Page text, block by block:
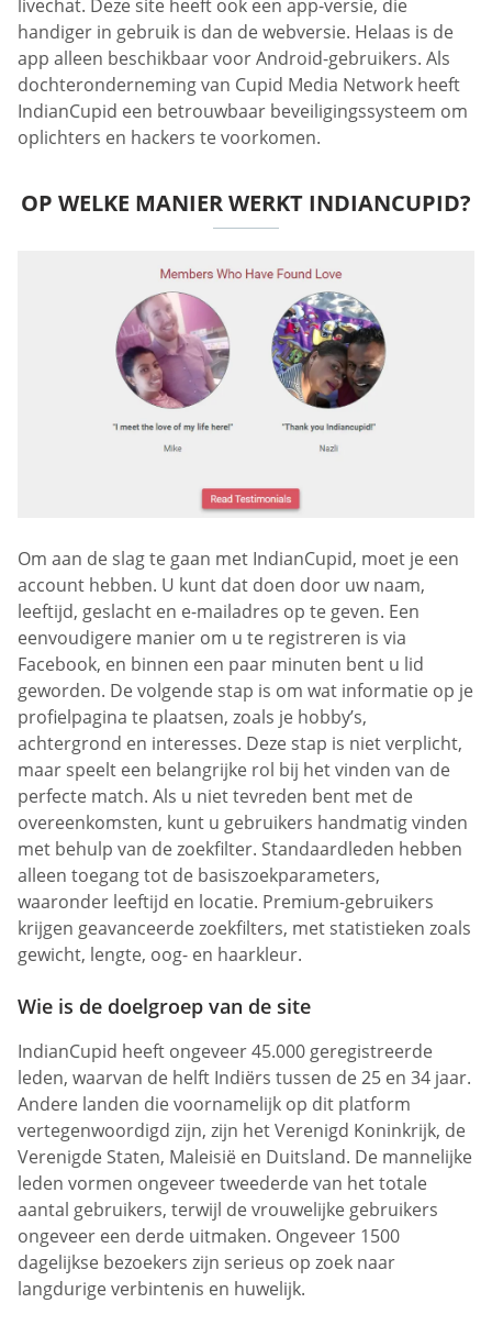
livechat. Deze site heeft ook een app-versie, die
handiger in gebruik is dan de webversie. Helaas is de
app alleen beschikbaar voor Android-gebruikers. Als
dochteronderneming van Cupid Media Network heeft
IndianCupid een betrouwbaar beveiligingssysteem om
oplichters en hackers te voorkomen.
OP WELKE MANIER WERKT INDIANCUPID?
Om aan de slag te gaan met IndianCupid, moet je een
account hebben. U kunt dat doen door uw naam,
leeftijd, geslacht en e-mailadres op te geven. Een
eenvoudigere manier om u te registreren is via
Facebook, en binnen een paar minuten bent u lid
geworden. De volgende stap is om wat informatie op je
profielpagina te plaatsen, zoals je hobby’s,
achtergrond en interesses. Deze stap is niet verplicht,
maar speelt een belangrijke rol bij het vinden van de
perfecte match. Als u niet tevreden bent met de
overeenkomsten, kunt u gebruikers handmatig vinden
met behulp van de zoekfilter. Standaardleden hebben
alleen toegang tot de basiszoekparameters,
waaronder leeftijd en locatie. Premium-gebruikers
krijgen geavanceerde zoekfilters, met statistieken zoals
gewicht, lengte, oog- en haarkleur.
Wie is de doelgroep van de site
IndianCupid heeft ongeveer 45.000 geregistreerde
leden, waarvan de helft Indiërs tussen de 25 en 34 jaar.
Andere landen die voornamelijk op dit platform
vertegenwoordigd zijn, zijn het Verenigd Koninkrijk, de
Verenigde Staten, Maleisië en Duitsland. De mannelijke
leden vormen ongeveer tweederde van het totale
aantal gebruikers, terwijl de vrouwelijke gebruikers
ongeveer een derde uitmaken. Ongeveer 1500
dagelijkse bezoekers zijn serieus op zoek naar
langdurige verbintenis en huwelijk.